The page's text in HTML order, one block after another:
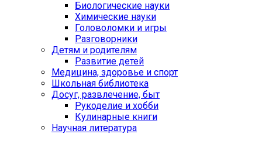
Биологические науки
Химические науки
Головоломки и игры
Разговорники
Детям и родителям
Развитие детей
Медицина, здоровье и спорт
Школьная библиотека
Досуг, развлечение, быт
Рукоделие и хобби
Кулинарные книги
Научная литература